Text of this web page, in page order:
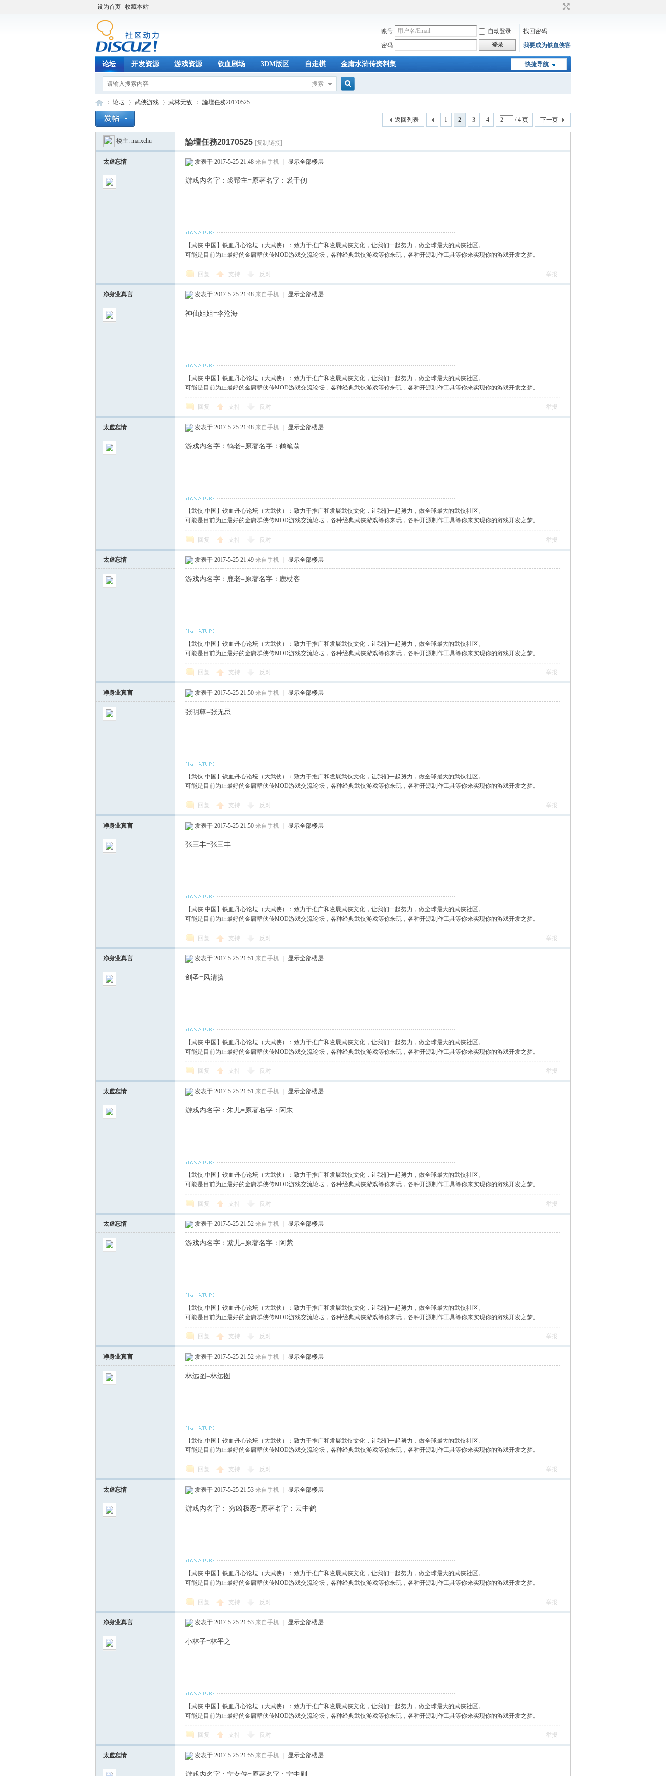
设为首页 收藏本站
账号 自动登录
找回密码
密码
登录 我要成为铁血侠客
快捷导航
论坛 开发资源 游戏资源 铁血剧场 3DM版区 自走棋 金庸水浒传资料集
搜索
»
论坛
›
武侠游戏 武林无敌
›
論壇任務20170525
1 2 3 4 / 4 页 下一页
返回列表
楼主: marxchu 論壇任務20170525 [复制链接]
太虚忘情 发表于 2017-5-25 21:48 来自手机 显示全部楼层
游戏内名字：裘帮主=原著名字：裘千仞
【武侠.中国】铁血丹心论坛（大武侠）：致力于推广和发展武侠文化，让我们一起努力，做全球最大的武侠社区。
可能是目前为止最好的金庸群侠传MOD游戏交流论坛，各种经典武侠游戏等你来玩，各种开源制作工具等你来实现你的游戏开发之梦。
回复 支持 反对 举报
净身业真言 发表于 2017-5-25 21:48 来自手机 显示全部楼层
神仙姐姐=李沧海
【武侠.中国】铁血丹心论坛（大武侠）：致力于推广和发展武侠文化，让我们一起努力，做全球最大的武侠社区。
可能是目前为止最好的金庸群侠传MOD游戏交流论坛，各种经典武侠游戏等你来玩，各种开源制作工具等你来实现你的游戏开发之梦。
回复 支持 反对 举报
太虚忘情 发表于 2017-5-25 21:48 来自手机 显示全部楼层
游戏内名字：鹤老=原著名字：鹤笔翁
【武侠.中国】铁血丹心论坛（大武侠）：致力于推广和发展武侠文化，让我们一起努力，做全球最大的武侠社区。
可能是目前为止最好的金庸群侠传MOD游戏交流论坛，各种经典武侠游戏等你来玩，各种开源制作工具等你来实现你的游戏开发之梦。
回复 支持 反对 举报
太虚忘情 发表于 2017-5-25 21:49 来自手机 显示全部楼层
游戏内名字：鹿老=原著名字：鹿杖客
【武侠.中国】铁血丹心论坛（大武侠）：致力于推广和发展武侠文化，让我们一起努力，做全球最大的武侠社区。
可能是目前为止最好的金庸群侠传MOD游戏交流论坛，各种经典武侠游戏等你来玩，各种开源制作工具等你来实现你的游戏开发之梦。
回复 支持 反对 举报
净身业真言 发表于 2017-5-25 21:50 来自手机 显示全部楼层
张明尊=张无忌
【武侠.中国】铁血丹心论坛（大武侠）：致力于推广和发展武侠文化，让我们一起努力，做全球最大的武侠社区。
可能是目前为止最好的金庸群侠传MOD游戏交流论坛，各种经典武侠游戏等你来玩，各种开源制作工具等你来实现你的游戏开发之梦。
回复 支持 反对 举报
净身业真言 发表于 2017-5-25 21:50 来自手机 显示全部楼层
张三丰=张三丰
【武侠.中国】铁血丹心论坛（大武侠）：致力于推广和发展武侠文化，让我们一起努力，做全球最大的武侠社区。
可能是目前为止最好的金庸群侠传MOD游戏交流论坛，各种经典武侠游戏等你来玩，各种开源制作工具等你来实现你的游戏开发之梦。
回复 支持 反对 举报
净身业真言 发表于 2017-5-25 21:51 来自手机 显示全部楼层
剑圣=风清扬
【武侠.中国】铁血丹心论坛（大武侠）：致力于推广和发展武侠文化，让我们一起努力，做全球最大的武侠社区。
可能是目前为止最好的金庸群侠传MOD游戏交流论坛，各种经典武侠游戏等你来玩，各种开源制作工具等你来实现你的游戏开发之梦。
回复 支持 反对 举报
太虚忘情 发表于 2017-5-25 21:51 来自手机 显示全部楼层
游戏内名字：朱儿=原著名字：阿朱
【武侠.中国】铁血丹心论坛（大武侠）：致力于推广和发展武侠文化，让我们一起努力，做全球最大的武侠社区。
可能是目前为止最好的金庸群侠传MOD游戏交流论坛，各种经典武侠游戏等你来玩，各种开源制作工具等你来实现你的游戏开发之梦。
回复 支持 反对 举报
太虚忘情 发表于 2017-5-25 21:52 来自手机 显示全部楼层
游戏内名字：紫儿=原著名字：阿紫
【武侠.中国】铁血丹心论坛（大武侠）：致力于推广和发展武侠文化，让我们一起努力，做全球最大的武侠社区。
可能是目前为止最好的金庸群侠传MOD游戏交流论坛，各种经典武侠游戏等你来玩，各种开源制作工具等你来实现你的游戏开发之梦。
回复 支持 反对 举报
净身业真言 发表于 2017-5-25 21:52 来自手机 显示全部楼层
林远图=林远图
【武侠.中国】铁血丹心论坛（大武侠）：致力于推广和发展武侠文化，让我们一起努力，做全球最大的武侠社区。
可能是目前为止最好的金庸群侠传MOD游戏交流论坛，各种经典武侠游戏等你来玩，各种开源制作工具等你来实现你的游戏开发之梦。
回复 支持 反对 举报
太虚忘情 发表于 2017-5-25 21:53 来自手机 显示全部楼层
游戏内名字： 穷凶极恶=原著名字：云中鹤
【武侠.中国】铁血丹心论坛（大武侠）：致力于推广和发展武侠文化，让我们一起努力，做全球最大的武侠社区。
可能是目前为止最好的金庸群侠传MOD游戏交流论坛，各种经典武侠游戏等你来玩，各种开源制作工具等你来实现你的游戏开发之梦。
回复 支持 反对 举报
净身业真言 发表于 2017-5-25 21:53 来自手机 显示全部楼层
小林子=林平之
【武侠.中国】铁血丹心论坛（大武侠）：致力于推广和发展武侠文化，让我们一起努力，做全球最大的武侠社区。
可能是目前为止最好的金庸群侠传MOD游戏交流论坛，各种经典武侠游戏等你来玩，各种开源制作工具等你来实现你的游戏开发之梦。
回复 支持 反对 举报
太虚忘情 发表于 2017-5-25 21:55 来自手机 显示全部楼层
游戏内名字：宁女侠=原著名字：宁中则